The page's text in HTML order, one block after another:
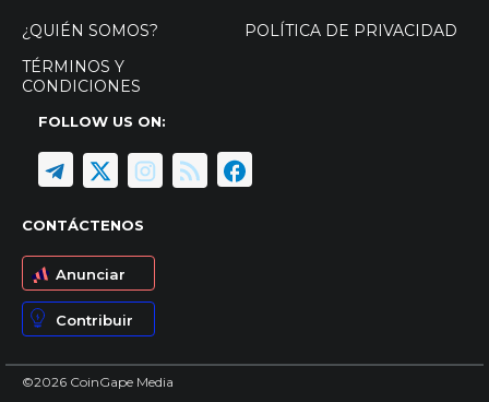
¿QUIÉN SOMOS?
POLÍTICA DE PRIVACIDAD
TÉRMINOS Y
CONDICIONES
FOLLOW US ON:
CONTÁCTENOS
Anunciar
Contribuir
©2026 CoinGape Media